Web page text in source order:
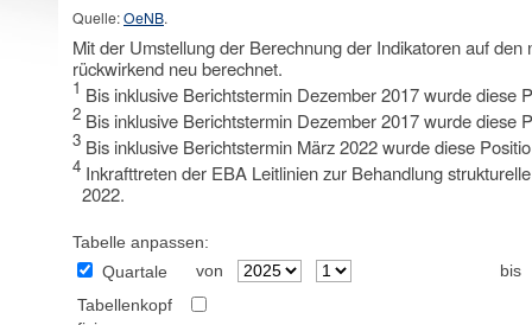
Quelle:OeNB.
Mit der Umstellung der Berechnung der Indikatoren auf
rückwirkend neu berechnet.
1 Bis inklusive Berichtstermin Dezember 2017 wurde diese
2 Bis inklusive Berichtstermin Dezember 2017 wurde diese
3 Bis inklusive Berichtstermin März 2022 wurde diese
4 Inkrafttreten der EBA Leitlinien zur Behandlung
2022.
Tabelle anpassen:
Quartale
von
bis
Tabellenkopf